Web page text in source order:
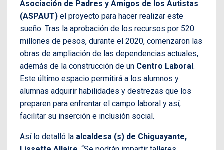
Asociación de Padres y Amigos de los Autistas
(ASPAUT) el proyecto para hacer realizar este
sueño. Tras la aprobación de los recursos por 520
millones de pesos, durante el 2020, comenzaron las
obras de ampliación de las dependencias actuales,
además de la construcción de un Centro Laboral.
Este último espacio permitirá a los alumnos y
alumnas adquirir habilidades y destrezas que los
preparen para enfrentar el campo laboral y así,
facilitar su inserción e inclusión social.
Así lo detalló la alcaldesa (s) de Chiguayante,